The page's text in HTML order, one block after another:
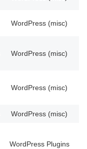
WordPress (misc)
WordPress (misc)
WordPress (misc)
WordPress (misc)
WordPress Plugins